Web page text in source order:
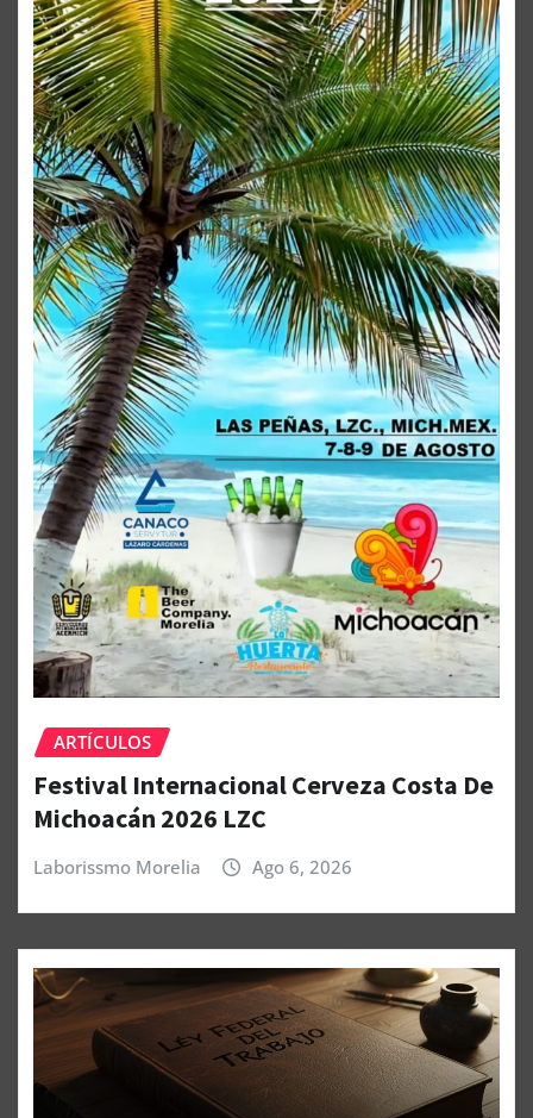
ARTÍCULOS
Festival Internacional Cerveza Costa De
Michoacán 2026 LZC
Laborissmo Morelia Ago 6, 2026